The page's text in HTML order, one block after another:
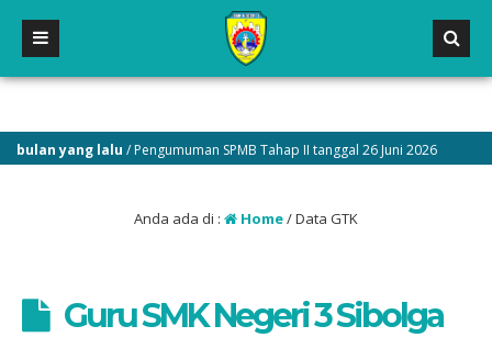
yang lalu/ Pengumuman SPMB Tahap II tanggal 26 Juni 2026
Anda ada di : Home/Data GTK
Guru SMK Negeri 3 Sibolga